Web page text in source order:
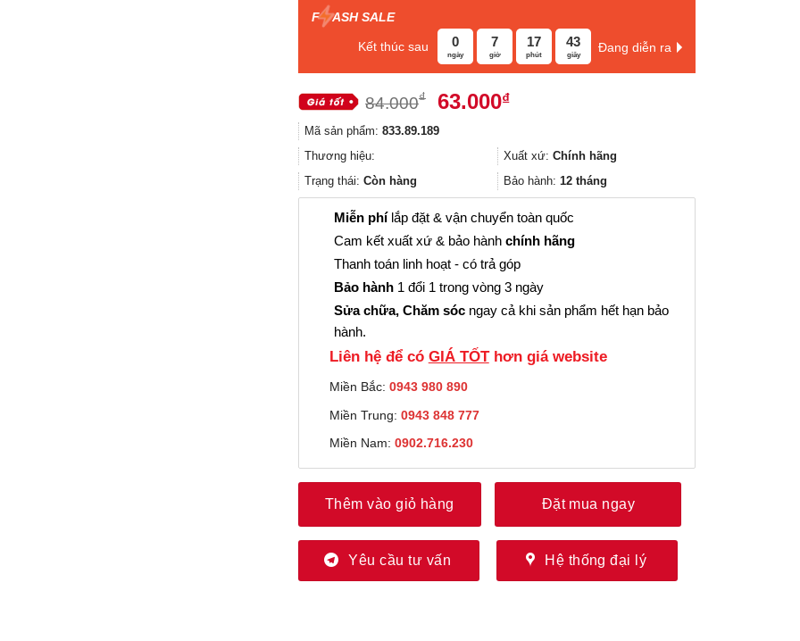
F ASH SALE
Kết thúc sau 0
ngày
7
giờ
17
phút
42
giây
Đang diễn ra
84.000₫
Giá
là:
84.000₫.
63.000₫Giá
là:
63.000₫.
Mã sản phẩm: 833.89.189
Thương hiệu:
Xuất xứ: Chính hãng
Trạng thái: Còn hàng Bảo hành: 12 tháng
Miễn phílắp đặt & vận chuyển toàn quốc
Cam kết xuất xứ & bảo hành chính hãng
Thanh toán linh hoạt - có trả góp
Bảo hành 1 đổi 1 trong vòng 3 ngày
Sửa chữa, Chăm sóc ngay cả khi sản phẩm hết hạn bảo
hành.
Liên hệ để có GIÁ TỐThơn giá website
Miền Bắc: 0943 980 890
Miền Trung: 0943 848 777
Miền Nam: 0902.716.230
Thêm vào giỏ hàng Đặt mua ngay
Yêu cầu tư vấn Hệ thống đại lý